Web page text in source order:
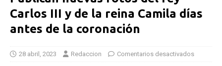
Carlos III y de la reina Camila días
antes de la coronación
28 abril, 2023 Redaccion Comentarios desactivados